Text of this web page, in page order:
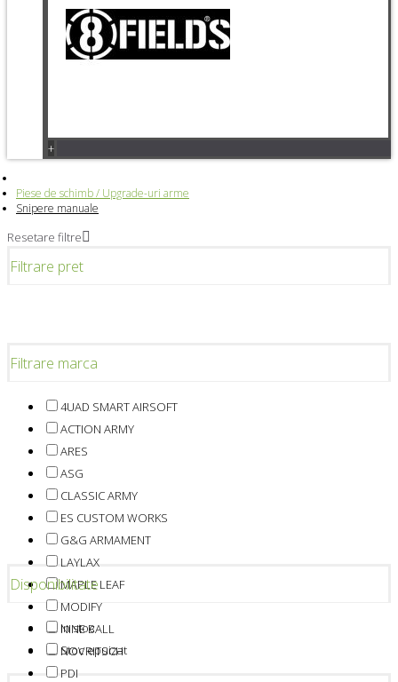
+
Piese de schimb / Upgrade-uri arme
Snipere manuale
Resetare filtre
Filtrare pret
Filtrare marca
4UAD SMART AIRSOFT
ACTION ARMY
ARES
ASG
CLASSIC ARMY
ES CUSTOM WORKS
G&G ARMAMENT
LAYLAX
MAPLE LEAF
MODIFY
NINE BALL
NOVRITSCH
PDI
Disponibilitate
In stoc
Stoc epuizat